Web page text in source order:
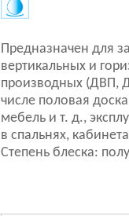
Предназначен для
вертикальных и
производных (ДВП,
числе половая
мебель и т. д.,
в спальнях,
Степень блеска: